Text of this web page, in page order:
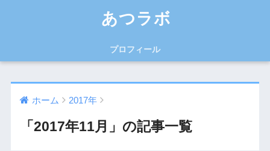
あつラボ
プロフィール
ホーム 2017年
「2017年11月」の記事一覧